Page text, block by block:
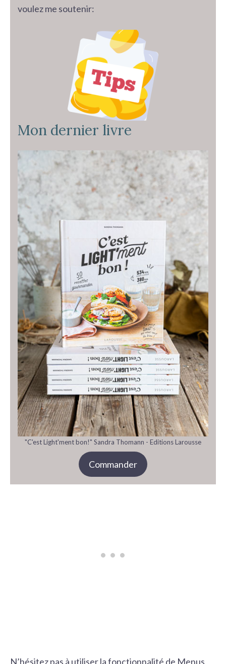
voulez me soutenir:
Mon dernier livre
"C'est Light'ment bon!" Sandra Thomann - Editions Larousse
Commander
N’hésitez pas à utiliser la fonctionnalité de Menus